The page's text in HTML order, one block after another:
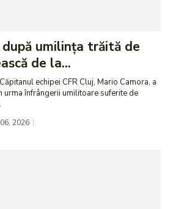
după umilința trăită de
de la...
echipei CFR Cluj, Mario Camora, a
urma înfrângerii umilitoare suferite de
2026